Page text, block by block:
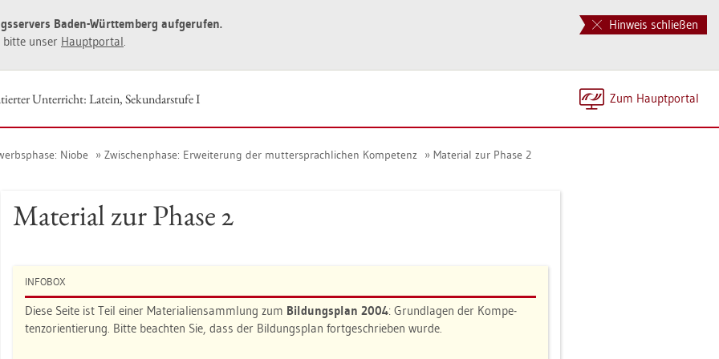
Hinweis schließen
Baden-Würt­tem­berg auf­ge­ru­fen.
bitte unser Haupt­por­tal.
Zum Haupt­por­tal
Un­ter­richt: La­tein, Se­kun­dar­stu­fe I
Niobe Zwi­schen­pha­se: Er­wei­te­rung der mut­ter­sprach­li­chen Kom­pe­tenz Ma­te­ri­al zur Phase 2
Ma­te­ri­al zur Phase 2
IN­FO­BOX
Diese Seite ist Teil einer Ma­te­ria­li­en­samm­lung zum Bil­dungs­plan 2004: Grund­la­gen der Kom­pe­
tenz­ori­en­tie­rung. Bitte be­ach­ten Sie, dass der Bil­dungs­plan fort­ge­schrie­ben wurde.